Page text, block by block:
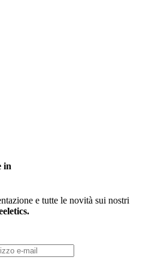
in
e tutte le novità sui nostri